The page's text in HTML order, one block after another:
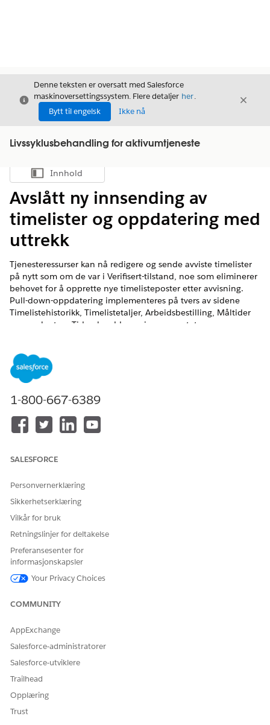
Avslutt
Denne teksten er oversatt med Salesforce
maskinoversettingssystem. Flere detaljer her.
Bytt til engelsk
Ikke nå
Avslutt
Livssyklusbehandling for aktivumtjeneste
Vis innholdsfortegnelse
Innhold
Avslått ny innsending av
timelister og oppdatering med
uttrekk
Tjenesteressurser kan nå redigere og sende avviste timelister
på nytt som om de var i Verifisert-tilstand, noe som eliminerer
behovet for å opprette nye timelisteposter etter avvisning.
Pull-down-oppdatering implementeres på tvers av sidene
Timelistehistorikk, Timelistetaljer, Arbeidsbestilling, Måltider
og gavekort og Tidsavbrudd, og gir en ensartet
HJALP DENNE ARTIKKELEN MED Å LØSE PROBLEMET DITT?
La oss få vite det slik at vi kan forbedre!
1-800-667-6389
SALESFORCE
Personvernerklæring
Sikkerhetserklæring
Vilkår for bruk
Retningslinjer for deltakelse
Preferansesenter for
informasjonskapsler
Your Privacy Choices
COMMUNITY
AppExchange
Salesforce-administratorer
Salesforce-utviklere
Trailhead
Opplæring
Trust